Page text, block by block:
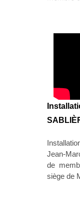
Jean-
de
siège de